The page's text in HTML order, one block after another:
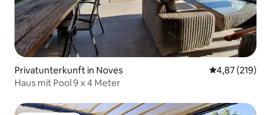
Privatunterkunft in Noves
4,87 (219)
Haus mit Pool 9 x 4 Meter